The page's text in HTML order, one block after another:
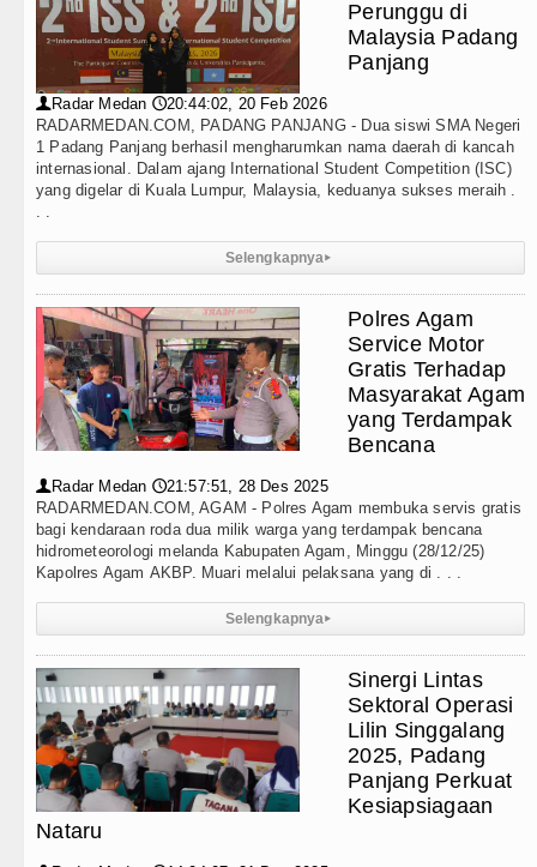
Perunggu di
Malaysia Padang
Panjang
👤 Radar Medan 🕔20:44:02, 20 Feb 2026
RADARMEDAN.COM, PADANG PANJANG - Dua siswi SMA Negeri
1 Padang Panjang berhasil mengharumkan nama daerah di kancah
internasional. Dalam ajang International Student Competition (ISC)
yang digelar di Kuala Lumpur, Malaysia, keduanya sukses meraih .
. .
Selengkapnya▸
Polres Agam
Service Motor
Gratis Terhadap
Masyarakat Agam
yang Terdampak
Bencana
👤 Radar Medan 🕔21:57:51, 28 Des 2025
RADARMEDAN.COM, AGAM - Polres Agam membuka servis gratis
bagi kendaraan roda dua milik warga yang terdampak bencana
hidrometeorologi melanda Kabupaten Agam, Minggu (28/12/25)
Kapolres Agam AKBP. Muari melalui pelaksana yang di . . .
Selengkapnya▸
Sinergi Lintas
Sektoral Operasi
Lilin Singgalang
2025, Padang
Panjang Perkuat
Kesiapsiagaan
Nataru